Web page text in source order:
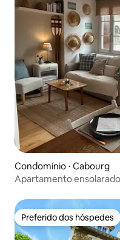
Condomínio ⋅ Cabourg
Apartamento
Preferido dos hóspedes
Preferido dos hóspedes